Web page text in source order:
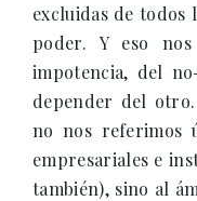
excluidas de todos
poder. Y eso
impotencia, del
depender del
no nos referimos
empresariales e
también), sino al